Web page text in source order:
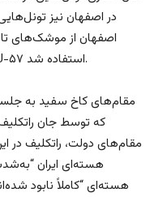
در اصفهان نیز
اصفهان از موشک‌های
سطحی استفاده کرد، اما در نطنز از GBU-۵۷ استفاده شد.
مقام‌های کاخ سفید به
که توسط جان
مقام‌های دولت، راتکلیف در
هسته‌ای ایران
هسته‌ای “کاملاً نابود